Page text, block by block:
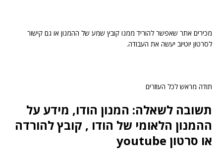
מכירים אתר שאפשר להוריד ממנו קובץ שמע של ההמנון או גם קישור
לסרטון יוטיוב יעשה את העבודה.
תודה מראש לכל העוזרים
תשובה לשאלה: המנון הודו, מידע על
ההמנון הלאומי של הודו , קובץ להורדה
או סרטון youtube